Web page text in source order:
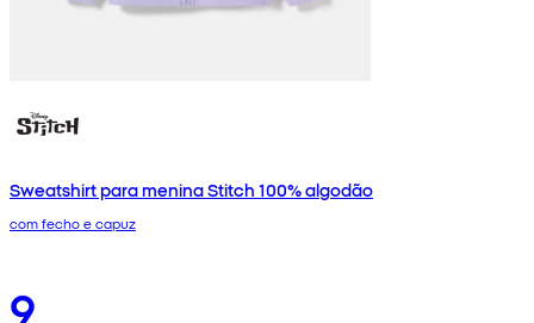
Sweatshirt para menina Stitch 100% algodão
com fecho e capuz
9